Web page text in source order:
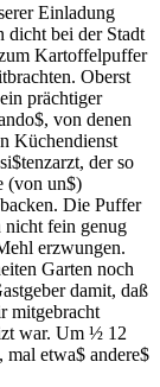
Einladung
dicht bei der Stadt
Kartoffelpuffer
Oberst
prächtiger
von denen
Küchendienst
der so
(von un$)
Die Puffer
fein genug
erzwungen.
Garten noch
damit, daß
mitgebracht
war. Um ½ 12
etwa$ andere$